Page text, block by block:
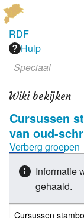
Menu
Publicaties
Dialect
Locaties
Kaarten
Overig
Verenigingsinfo
RDF
Hulp
Speciaal
Wiki bekijken
Cursussen
van oud-
Verberg groepen
Informatie
gehaald.